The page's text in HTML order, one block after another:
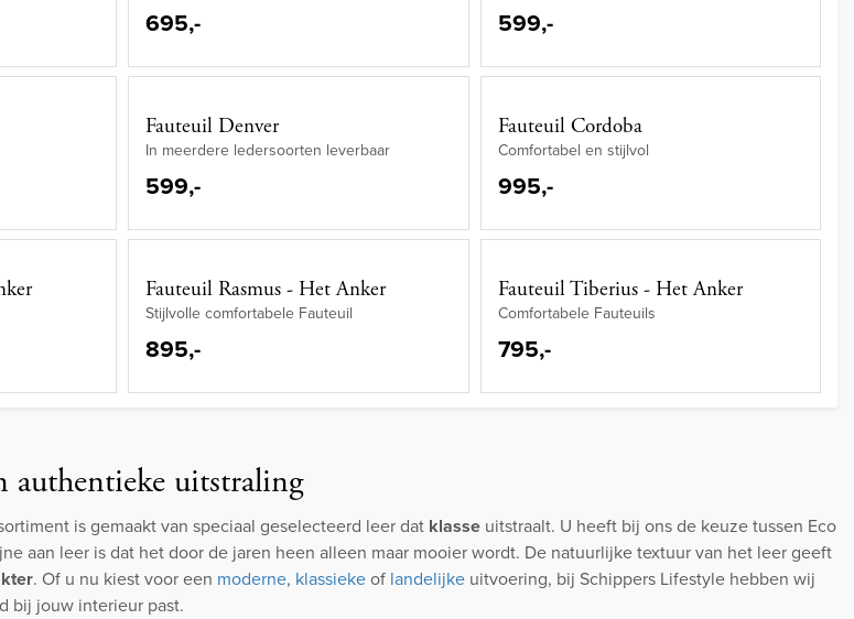
695,- 599,-
Fauteuil Denver
In meerdere ledersoorten leverbaar
599,-
Fauteuil Cordoba
Comfortabel en stijlvol
995,-
Fauteuil Rasmus - Het Anker
Stijlvolle comfortabele Fauteuil
895,-
Fauteuil Tiberius - Het Anker
Comfortabele Fauteuils
795,-
authentieke uitstraling
is gemaakt van speciaal geselecteerd leer dat klasse uitstraalt. U heeft bij ons de keuze tussen Eco
aan leer is dat het door de jaren heen alleen maar mooier wordt. De natuurlijke textuur van het leer geeft
. Of u nu kiest voor een moderne, klassiekeof landelijke uitvoering, bij Schippers Lifestyle hebben wij
bij jouw interieur past.